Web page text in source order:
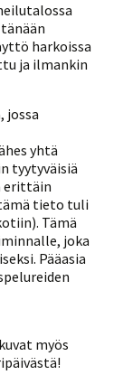
harkoissa
ja ilmankin
jossa
yhtä
tyytyväisiä
erittäin
tieto tuli
Tämä
joka
Pääasia
myös